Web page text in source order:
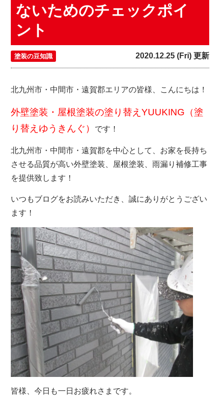
ないためのチェックポイ
ント
塗装の豆知識 2020.12.25 (Fri) 更新
北九州市・中間市・遠賀郡エリアの皆様、こんにちは！
外壁塗装・屋根塗装の塗り替えYUUKING（塗
り替えゆうきんぐ）
です！
北九州市・中間市・遠賀郡を中心として、お家を長持ち
させる品質が高い外壁塗装、屋根塗装、雨漏り補修工事
を提供致します！
いつもブログをお読みいただき、誠にありがとうござい
ます！
皆様、今日も一日お疲れさまです。